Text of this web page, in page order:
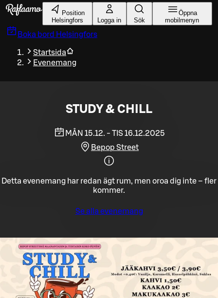
Gå till huvudinnehållet
Position
Helsingfors
Logga in Sök
Öppna
mobilmenyn
Boka bord Helsingfors
Startsida
Evenemang
STUDY & CHILL
MÅN 15.12. - TIS 16.12.2025
Bepop Street
Detta evenemang har redan ägt rum, men oroa dig inte – fler
kommer.
Se alla evenemang